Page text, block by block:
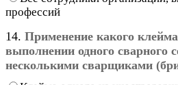
профессий
14. Применение какого
выполнении одного сварного
несколькими сварщиками